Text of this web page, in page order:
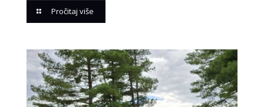
Pročitaj više